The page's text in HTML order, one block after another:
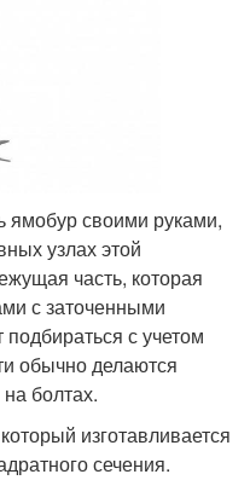
ямобур своими руками,
узлах этой
часть, которая
с заточенными
с учетом
обычно делаются
болтах.
изготавливается
сечения.